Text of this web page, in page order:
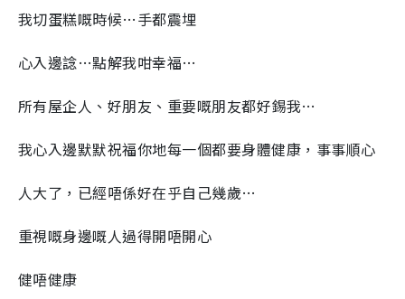
我切蛋糕嘅時候…手都震埋
心入邊諗…點解我咁幸福…
所有屋企人、好朋友、重要嘅朋友都好錫我…
我心入邊默默祝福你地每一個都要身體健康，事事順心
人大了，已經唔係好在乎自己幾歲…
重視嘅身邊嘅人過得開唔開心
健唔健康